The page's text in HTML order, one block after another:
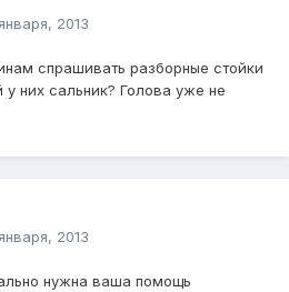
2013
спрашивать разборные стойки
у них сальник? Голова уже не
2013
нужна ваша помощь